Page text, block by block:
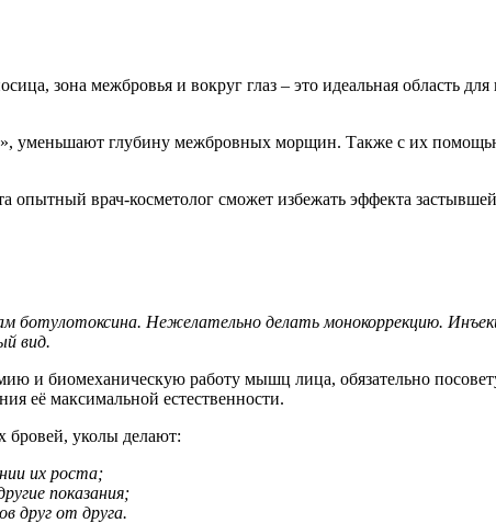
зона межбровья и вокруг глаз – это идеальная область
уменьшают глубину межбровных морщин. Также с их
опытный врач-косметолог сможет избежать эффекта
ботулотоксина. Нежелательно делать монокоррекцию.
вид.
и биомеханическую работу мышц лица, обязательно
её максимальной естественности.
бровей, уколы делают:
их роста;
показания;
друг от друга.